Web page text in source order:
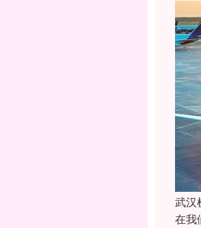
武汉
在我